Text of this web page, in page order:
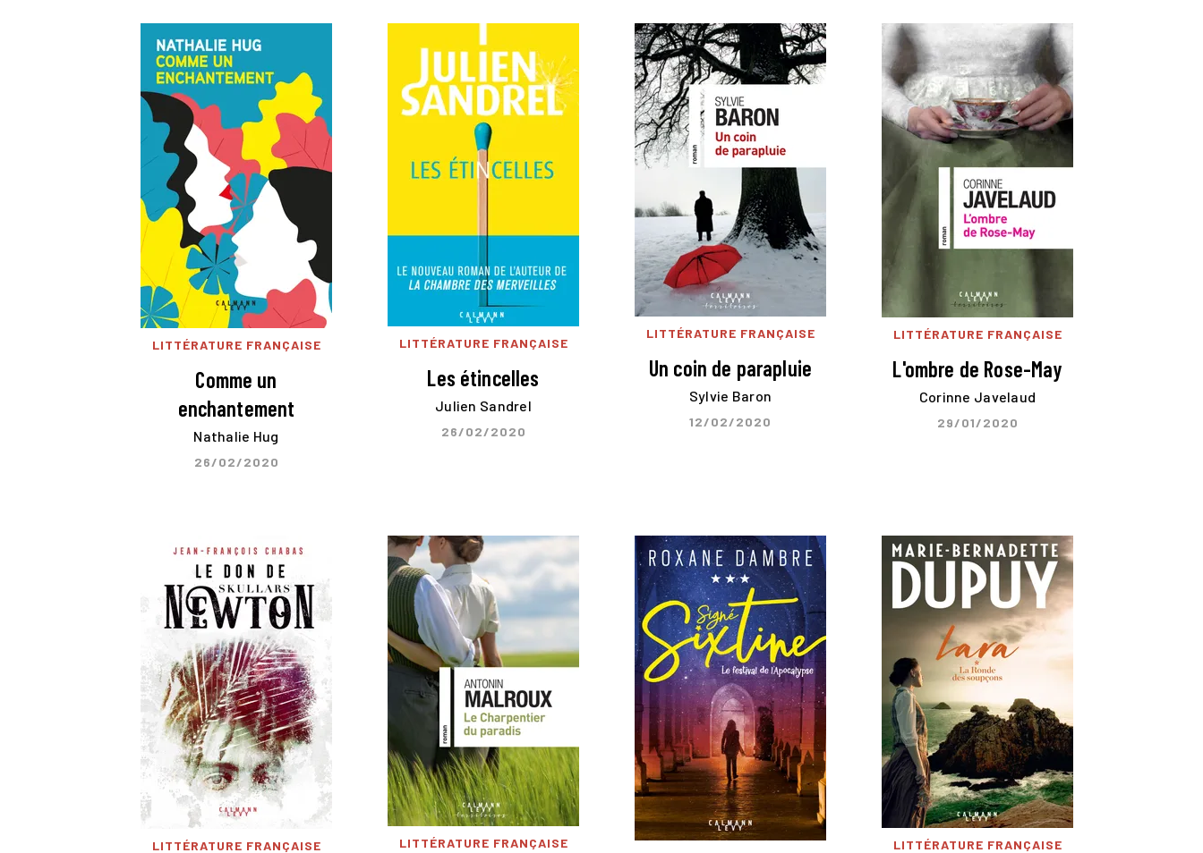
LITTÉRATURE FRANÇAISE
Comme un
enchantement
Nathalie Hug
26/02/2020
LITTÉRATURE FRANÇAISE
Les étincelles
Julien Sandrel
26/02/2020
LITTÉRATURE FRANÇAISE
Un coin de parapluie
Sylvie Baron
12/02/2020
LITTÉRATURE FRANÇAISE
L'ombre de Rose-May
Corinne Javelaud
29/01/2020
LITTÉRATURE FRANÇAISE LITTÉRATURE FRANÇAISE LITTÉRATURE FRANÇAISE